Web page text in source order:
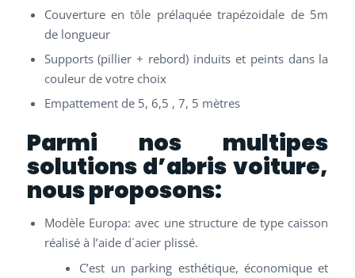
Couverture en tôle prélaquée trapézoidale de 5m
de longueur
Supports (pillier + rebord) induits et peints dans la
couleur de votre choix
Empattement de 5, 6,5 , 7, 5 mètres
Parmi nos multipes
solutions d’abris voiture,
nous proposons:
Modèle Europa: avec une structure de type caisson
réalisé à l’aide d´acier plissé.
C’est un parking esthétique, économique et